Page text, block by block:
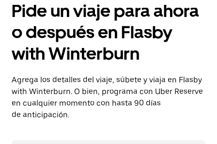
Pide un viaje para ahora
o después en Flasby
with Winterburn
Agrega los detalles del viaje, súbete y viaja en Flasby
with Winterburn. O bien, programa con Uber Reserve
en cualquier momento con hasta 90 días
de anticipación.